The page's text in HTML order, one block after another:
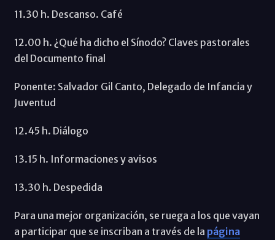
11.30 h. Descanso. Café
12.00 h. ¿Qué ha dicho el Sínodo? Claves pastorales
del Documento final
Ponente: Salvador Gil Canto, Delegado de Infancia y
Juventud
12.45 h. Diálogo
13.15 h. Informaciones y avisos
13.30 h. Despedida
Para una mejor organización, se ruega a los que vayan
a participar que se inscriban a través de la página